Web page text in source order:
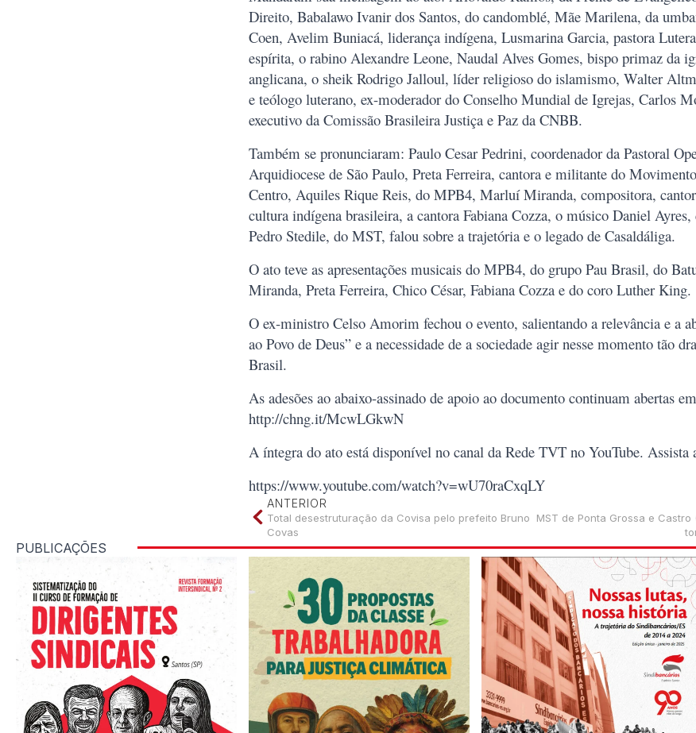
Direito, Babalawo Ivanir dos Santos, do candomblé, Mãe Marilena, da
Coen, Avelim Buniacá, liderança indígena, Lusmarina Garcia, pastora
espírita, o rabino Alexandre Leone, Naudal Alves Gomes, bispo primaz da
anglicana, o sheik Rodrigo Jalloul, líder religioso do islamismo, Walter
e teólogo luterano, ex-moderador do Conselho Mundial de Igrejas, Carlos
executivo da Comissão Brasileira Justiça e Paz da CNBB.
Também se pronunciaram: Paulo Cesar Pedrini, coordenador da Pastoral
Arquidiocese de São Paulo, Preta Ferreira, cantora e militante do
Centro, Aquiles Rique Reis, do MPB4, Marluí Miranda, compositora,
cultura indígena brasileira, a cantora Fabiana Cozza, o músico Daniel Ayres,
Pedro Stedile, do MST, falou sobre a trajetória e o legado de Casaldáliga.
O ato teve as apresentações musicais do MPB4, do grupo Pau Brasil, do
Miranda, Preta Ferreira, Chico César, Fabiana Cozza e do coro Luther King.
O ex-ministro Celso Amorim fechou o evento, salientando a relevância e a
ao Povo de Deus” e a necessidade de a sociedade agir nesse momento tão
Brasil.
As adesões ao abaixo-assinado de apoio ao documento continuam abertas
http://chng.it/McwLGkwN
A íntegra do ato está disponível no canal da Rede TVT no YouTube. Assista
https://www.youtube.com/watch?v=wU70raCxqLY
MST de Ponta Grossa e Castro
ANTERIOR
Total desestruturação da Covisa pelo prefeito Bruno
Covas
PUBLICAÇÕES